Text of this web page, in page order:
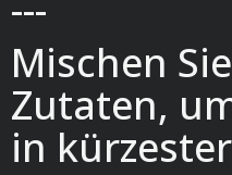
Mischen
Zutaten,
in